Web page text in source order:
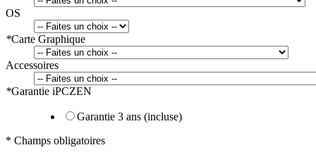
OS
*Carte Graphique
Accessoires
*Garantie iPCZEN
Garantie 3 ans (incluse)
* Champs obligatoires